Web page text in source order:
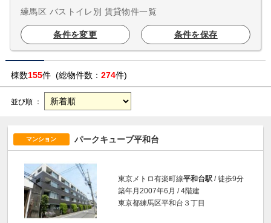
練馬区 バストイレ別 賃貸物件一覧
条件を変更 条件を保存
棟数155件 (総物件数： 274件)
並び順 ：
マンション パークキューブ平和台
東京メトロ有楽町線平和台駅 / 徒歩9分
築年月2007年6月 / 4階建
東京都練馬区平和台３丁目